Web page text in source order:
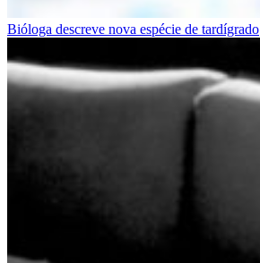
Bióloga descreve nova espécie de tardígrado